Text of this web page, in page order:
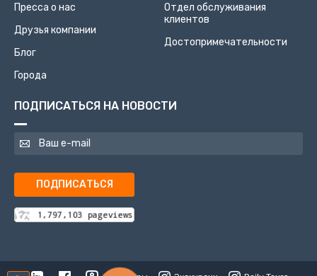
Пресса о нас
Друзья компании
Блог
Города
Отдел обслуживания
клиентов
Достопримечательности
ПОДПИСАТЬСЯ НА НОВОСТИ
ПОДПИСАТЬСЯ